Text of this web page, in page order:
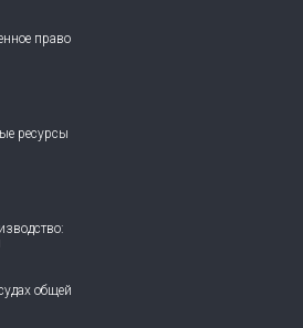
право
ресурсы
общей